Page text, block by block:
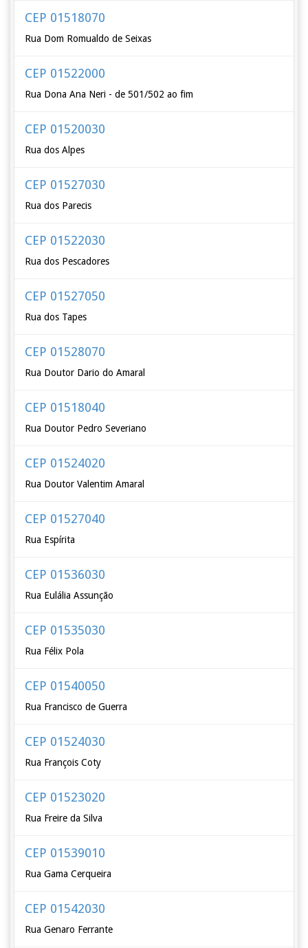
CEP 01518070
Rua Dom Romualdo de Seixas
CEP 01522000
Rua Dona Ana Neri - de 501/502 ao fim
CEP 01520030
Rua dos Alpes
CEP 01527030
Rua dos Parecis
CEP 01522030
Rua dos Pescadores
CEP 01527050
Rua dos Tapes
CEP 01528070
Rua Doutor Dario do Amaral
CEP 01518040
Rua Doutor Pedro Severiano
CEP 01524020
Rua Doutor Valentim Amaral
CEP 01527040
Rua Espírita
CEP 01536030
Rua Eulália Assunção
CEP 01535030
Rua Félix Pola
CEP 01540050
Rua Francisco de Guerra
CEP 01524030
Rua François Coty
CEP 01523020
Rua Freire da Silva
CEP 01539010
Rua Gama Cerqueira
CEP 01542030
Rua Genaro Ferrante